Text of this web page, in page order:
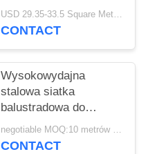
316 316L Dla SGS / CEUSD 29.35-33.5 Square Meters MOQ:10 metrów kwadratowych
CONTACT
Wysokowydajna
stalowa siatka
balustradowa do
ochrony wewnątrz / na
zewnątrz
negotiable MOQ:10 metrów kwadratowych
CONTACT